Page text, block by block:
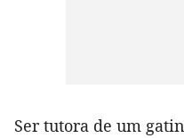
Ser tutora de um